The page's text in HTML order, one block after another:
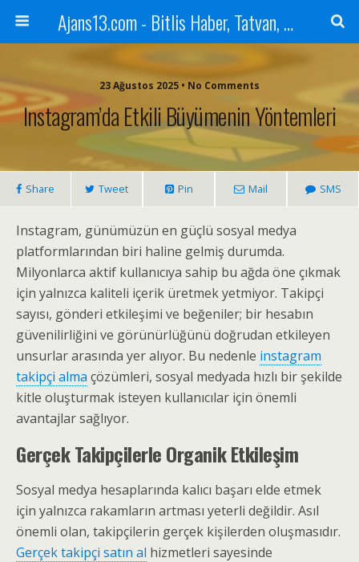
Ajans13.com - Bitlis Haber, Tatvan, Ahlat, Adilcevaz, Mutki, Hizan, Güroymak, Gazete, Ajans, 13, Haber
23 Ağustos 2025 • No Comments
Instagram’da Etkili Büyümenin Yöntemleri
Share Tweet Pin Mail SMS
Instagram, günümüzün en güçlü sosyal medya
platformlarından biri haline gelmiş durumda.
Milyonlarca aktif kullanıcıya sahip bu ağda öne çıkmak
için yalnızca kaliteli içerik üretmek yetmiyor. Takipçi
sayısı, gönderi etkileşimi ve beğeniler; bir hesabın
güvenilirliğini ve görünürlüğünü doğrudan etkileyen
unsurlar arasında yer alıyor. Bu nedenle instagram
takipçi alma çözümleri, sosyal medyada hızlı bir şekilde
kitle oluşturmak isteyen kullanıcılar için önemli
avantajlar sağlıyor.
Gerçek Takipçilerle Organik Etkileşim
Sosyal medya hesaplarında kalıcı başarı elde etmek
için yalnızca rakamların artması yeterli değildir. Asıl
önemli olan, takipçilerin gerçek kişilerden oluşmasıdır.
Gerçek takipçi satın al hizmetleri sayesinde